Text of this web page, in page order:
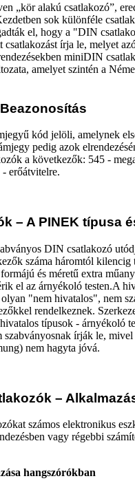
„kör alakú csatlakozó”,
sok különféle
el, hogy a "DIN
csatlakozást írja le, melyet
miniDIN
amelyet szintén a
kód jelöli, amelynek
pedig azok
a következők: 545 -
erőátvitelre.
– A PINEK típusa
DIN csatlakozó
száma háromtól
és méretű extra
el az árnyékoló testen.A
"nem hivatalos", nem
rendelkeznek.
típusok - árnyékoló
szabványosnak írják le,
nem hagyta jóvá.
–
számos elektronikus
vagy régebbi
hangszórókban